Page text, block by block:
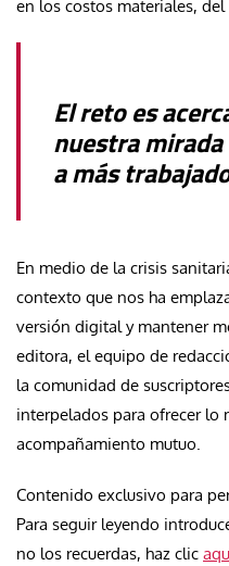
en los costos materiales, del
El reto es
nuestra
a más
En medio de la crisis
contexto que nos ha
versión digital y mantener
editora, el equipo de
la comunidad de
interpelados para ofrecer lo
acompañamiento mutuo.
Contenido exclusivo para
Para seguir leyendo
no los recuerdas, haz clic